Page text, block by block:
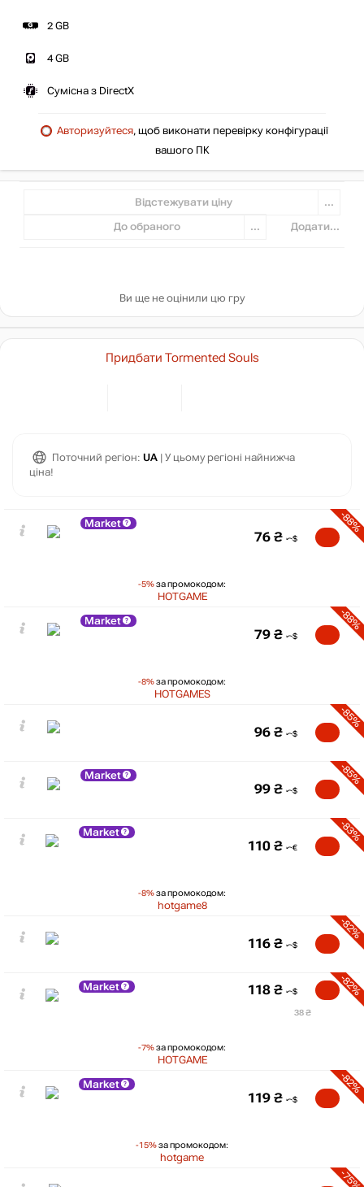
2 GB
4 GB
Сумісна з DirectX
Авторизуйтеся, щоб виконати перевірку конфігурації
вашого ПК
Відстежувати ціну ...
До обраного ... Додати...
Ви ще не оцінили цю гру
Придбати Tormented Souls
Поточний регіон: UA | У цьому регіоні найнижча
ціна!
Market
-5%за промокодом:
HOTGAME
-88%
76 ₴
Market
-8%за промокодом:
HOTGAMES
-88%
79 ₴
-85%
96 ₴
Market -85%
99 ₴
Market
-8%за промокодом:
hotgame8
-83%
110 ₴
-82%
116 ₴
Market
-7%за промокодом:
HOTGAME
-82%
118 ₴
38 ₴
Market
-15%за промокодом:
hotgame
-82%
119 ₴
-75%